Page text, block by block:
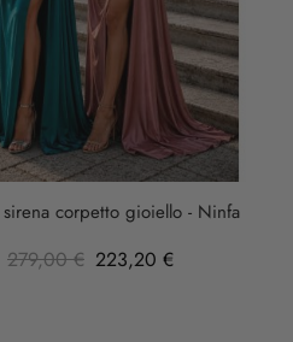
corpetto gioiello - Ninfa
279,00 € 223,20 €